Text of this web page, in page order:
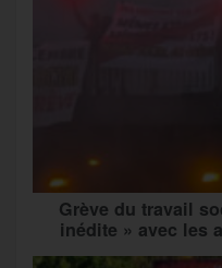
Grève du travail
inédite » avec les